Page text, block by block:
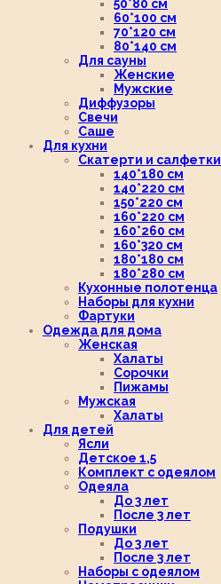
50*80 см
60*100 см
70*120 см
80*140 см
Для сауны
Женские
Мужские
Диффузоры
Свечи
Саше
Для кухни
Скатерти и салфетки
140*180 см
140*220 см
150*220 см
160*220 см
160*260 см
160*320 см
180*180 см
180*280 см
Кухонные полотенца
Наборы для кухни
Фартуки
Одежда для дома
Женская
Халаты
Сорочки
Пижамы
Мужская
Халаты
Для детей
Ясли
Детское 1,5
Комплект с одеялом
Одеяла
До 3 лет
После 3 лет
Подушки
До 3 лет
После 3 лет
Наборы с одеялом